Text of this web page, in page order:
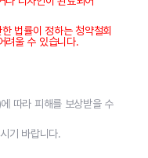
법률이 정하는 청약철회
려울 수 있습니다.
따라 피해를 보상받을 수
기 바랍니다.